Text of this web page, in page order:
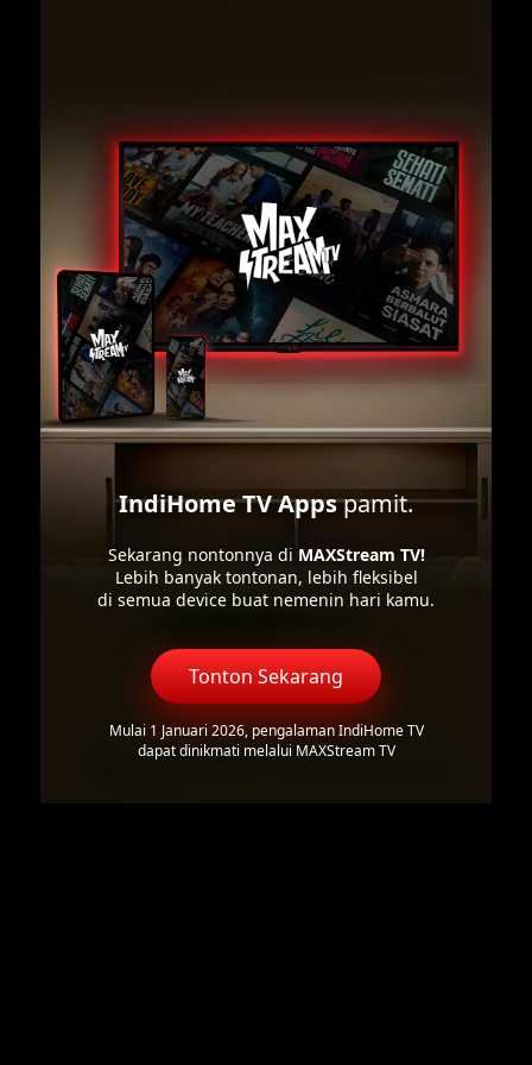
IndiHome TV Appspamit.
Sekarang nontonnya di MAXStream TV!
Lebih banyak tontonan, lebih fleksibel
di semua device buat nemenin hari kamu.
Tonton Sekarang
Mulai 1 Januari 2026, pengalaman IndiHome TV
dapat dinikmati melalui MAXStream TV